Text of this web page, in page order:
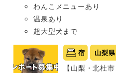
わんこメニューあり
温泉あり
超大型犬まで
宿 山梨県
【山梨・北杜